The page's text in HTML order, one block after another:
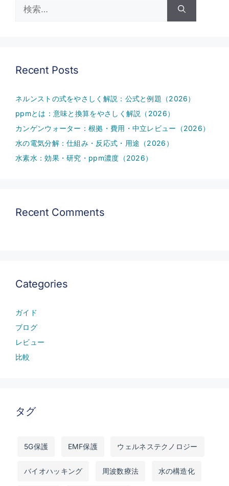
索:
Recent Posts
ネルンストの式をやさしく解説：公式と例題（2026）
ppmとは：意味と換算をやさしく解説（2026）
カンゲンウォーター：根拠・費用・中立レビュー（2026）
水の電気分解：仕組み・反応式・用途（2026）
水素水：効果・研究・ppm濃度（2026）
Recent Comments
Categories
ガイド
ブログ
レビュー
比較
タグ
5G保護 EMF保護 ウェルネステクノロジー
バイオハッキング 周波数療法 水の構造化